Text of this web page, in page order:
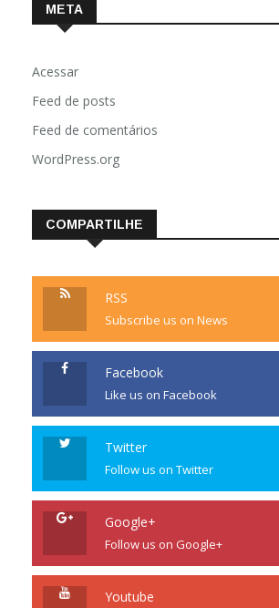
META
Acessar
Feed de posts
Feed de comentários
WordPress.org
COMPARTILHE
RSS
Subscribe us on News
Facebook
Like us on Facebook
Twitter
Follow us on Twitter
Google+
Follow us on Google+
Youtube